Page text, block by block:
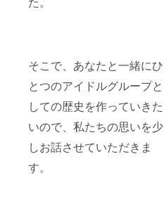
そこで、あなたと一緒にひ
とつのアイドルグループと
しての歴史を作っていきた
いので、私たちの思いを少
しお話させていただきま
す。